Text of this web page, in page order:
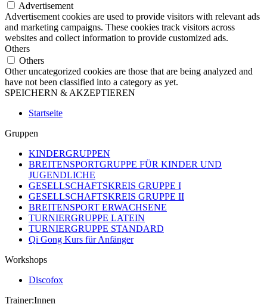
Advertisement
Advertisement cookies are used to provide visitors with relevant ads
and marketing campaigns. These cookies track visitors across
websites and collect information to provide customized ads.
Others
Others
Other uncategorized cookies are those that are being analyzed and
have not been classified into a category as yet.
SPEICHERN & AKZEPTIEREN
Startseite
Gruppen
KINDERGRUPPEN
BREITENSPORTGRUPPE FÜR KINDER UND
JUGENDLICHE
GESELLSCHAFTSKREIS GRUPPE I
GESELLSCHAFTSKREIS GRUPPE II
BREITENSPORT ERWACHSENE
TURNIERGRUPPE LATEIN
TURNIERGRUPPE STANDARD
Qi Gong Kurs für Anfänger
Workshops
Discofox
Trainer:Innen